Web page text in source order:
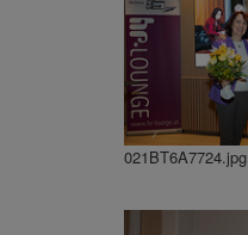
021BT6A7724.jpg